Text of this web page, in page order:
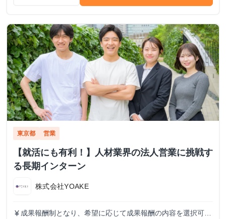
東京都 営業
【就活にも有利！】人材業界の法人営業に挑戦す
る長期インターン
株式会社YOAKE
currency_yen 成果報酬制となり、希望に応じて成果報酬の内容を選択可能